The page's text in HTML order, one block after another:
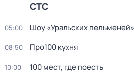
СТС
05:00 Шоу «Уральских пельменей»
08:50 Про100 кухня
10:00 100 мест, гдe поеcть